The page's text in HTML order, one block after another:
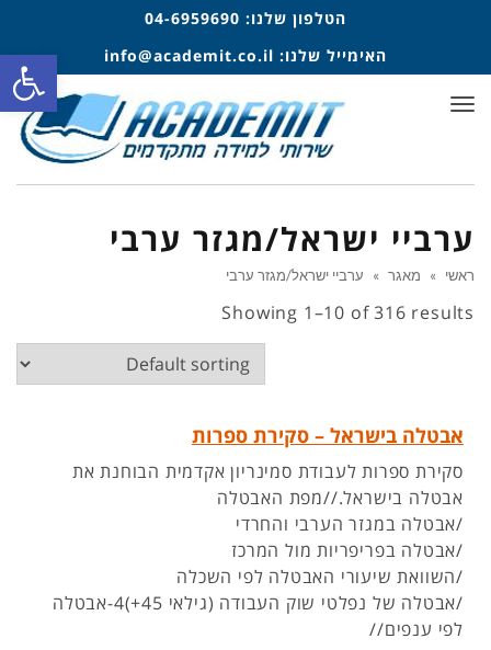
הטלפון שלנו: 04-6959690
האימייל שלנו: info@academit.co.il
תפריט
ערביי ישראל/מגזר ערבי
ראשי » מאגר » ערביי ישראל/מגזר ערבי
Showing 1–10 of 316 results
אבטלה בישראל – סקירת ספרות
סקירת ספרות לעבודת סמינריון אקדמית הבוחנת את
אבטלה בישראל.//מפת האבטלה
/אבטלה במגזר הערבי והחרדי
/אבטלה בפריפריות מול המרכז
/השוואת שיעורי האבטלה לפי השכלה
/אבטלה של נפלטי שוק העבודה (גילאי 45+)4-אבטלה
לפי ענפים//
פתח